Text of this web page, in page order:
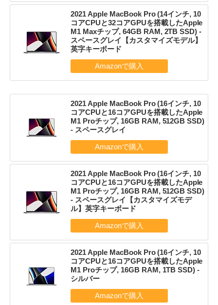
2021 Apple MacBook Pro (14インチ, 10
コアCPUと32コアGPUを搭載したApple
M1 Maxチップ, 64GB RAM, 2TB SSD) -
スペースグレイ【カスタマイズモデル】
英字キーボード
2021 Apple MacBook Pro (16インチ, 10
コアCPUと16コアGPUを搭載したApple
M1 Proチップ, 16GB RAM, 512GB SSD)
- スペースグレイ
2021 Apple MacBook Pro (16インチ, 10
コアCPUと16コアGPUを搭載したApple
M1 Proチップ, 16GB RAM, 512GB SSD)
- スペースグレイ【カスタマイズモデ
ル】英字キーボード
2021 Apple MacBook Pro (16インチ, 10
コアCPUと16コアGPUを搭載したApple
M1 Proチップ, 16GB RAM, 1TB SSD) -
シルバー